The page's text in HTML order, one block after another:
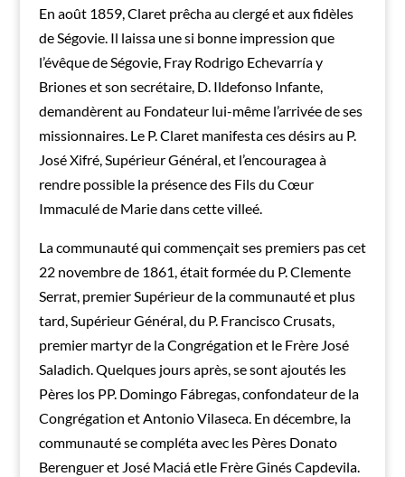
En août 1859, Claret prêcha au clergé et aux fidèles
de Ségovie. Il laissa une si bonne impression que
l’évêque de Ségovie, Fray Rodrigo Echevarría y
Briones et son secrétaire, D. Ildefonso Infante,
demandèrent au Fondateur lui-même l’arrivée de ses
missionnaires. Le P. Claret manifesta ces désirs au P.
José Xifré, Supérieur Général, et l’encouragea à
rendre possible la présence des Fils du Cœur
Immaculé de Marie dans cette villeé.
La communauté qui commençait ses premiers pas cet
22 novembre de 1861, était formée du P. Clemente
Serrat, premier Supérieur de la communauté et plus
tard, Supérieur Général, du P. Francisco Crusats,
premier martyr de la Congrégation et le Frère José
Saladich. Quelques jours après, se sont ajoutés les
Pères los PP. Domingo Fábregas, confondateur de la
Congrégation et Antonio Vilaseca. En décembre, la
communauté se compléta avec les Pères Donato
Berenguer et José Maciá etle Frère Ginés Capdevila.